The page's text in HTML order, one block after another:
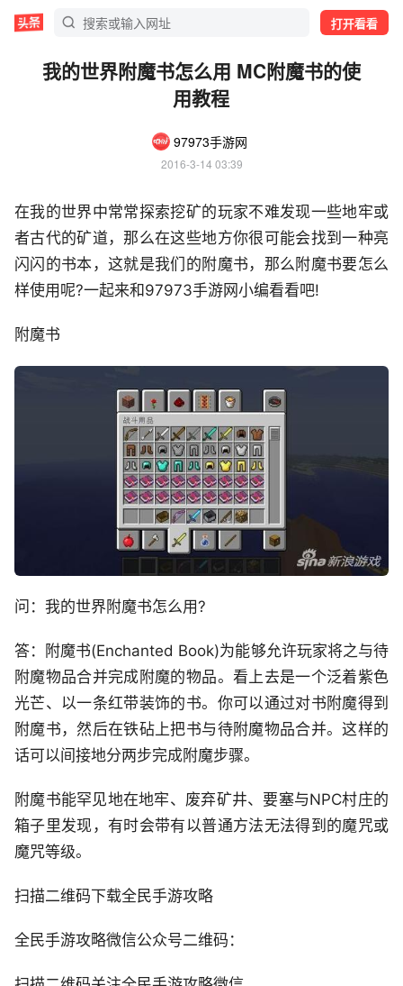
打开看看
我的世界附魔书怎么用 MC附魔书的使
用教程
97973手游网
2016-3-14 03:39
在我的世界中常常探索挖矿的玩家不难发现一些地牢或
者古代的矿道，那么在这些地方你很可能会找到一种亮
闪闪的书本，这就是我们的附魔书，那么附魔书要怎么
样使用呢?一起来和97973手游网小编看看吧!
附魔书
问：我的世界附魔书怎么用?
答：附魔书(Enchanted Book)为能够允许玩家将之与待
附魔物品合并完成附魔的物品。看上去是一个泛着紫色
光芒、以一条红带装饰的书。你可以通过对书附魔得到
附魔书，然后在铁砧上把书与待附魔物品合并。这样的
话可以间接地分两步完成附魔步骤。
附魔书能罕见地在地牢、废弃矿井、要塞与NPC村庄的
箱子里发现，有时会带有以普通方法无法得到的魔咒或
魔咒等级。
扫描二维码下载全民手游攻略
全民手游攻略微信公众号二维码：